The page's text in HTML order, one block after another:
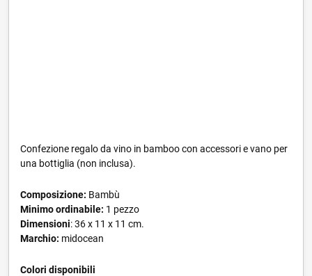
Confezione regalo da vino in bamboo con accessori e vano per
una bottiglia (non inclusa).
Composizione: Bambù
Minimo ordinabile: 1 pezzo
Dimensioni: 36 x 11 x 11 cm.
Marchio: midocean
Colori disponibili